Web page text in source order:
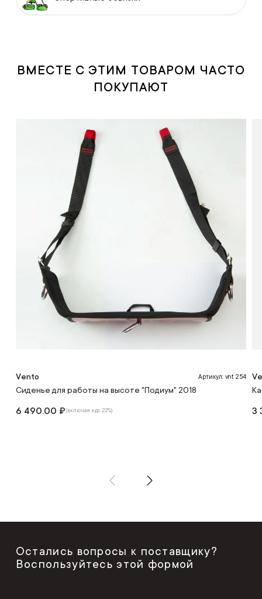
ВМЕСТЕ С ЭТИМ ТОВАРОМ ЧАСТО
ПОКУПАЮТ
Vento Артикул: vnt 254
Сиденье для работы на высоте "Подиум" 2018
6 490.00 ₽(включая ндс 22%) 3
Остались вопросы к поставщику?
Воспользуйтесь этой формой